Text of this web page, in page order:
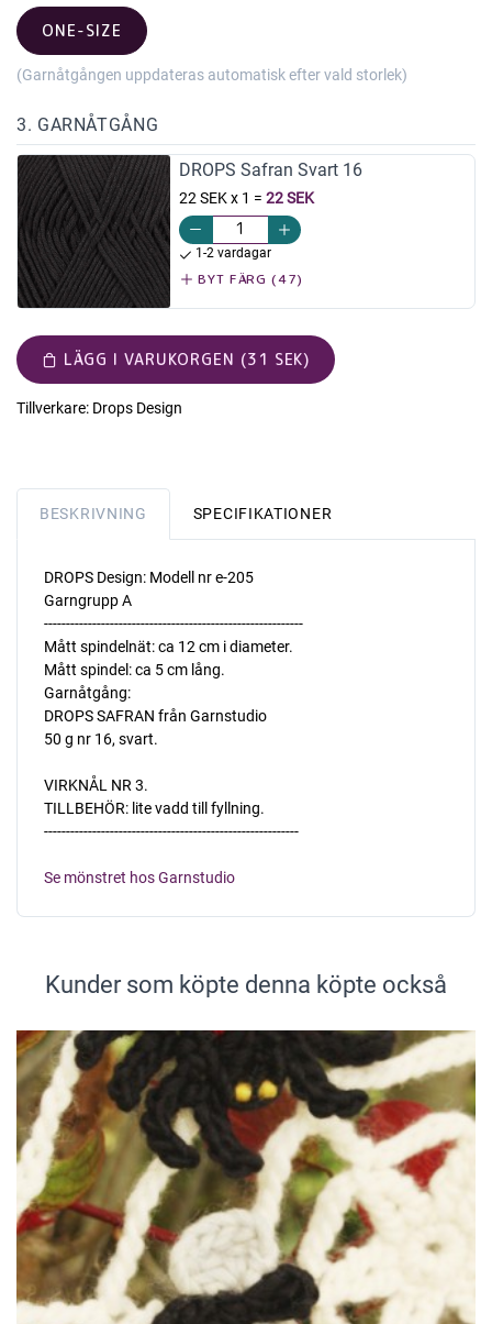
ONE-SIZE
(Garnåtgången uppdateras automatisk efter vald storlek)
3. GARNÅTGÅNG
DROPS Safran Svart 16
22 SEK x 1 = 22 SEK
1-2 vardagar
BYT FÄRG (47)
LÄGG I VARUKORGEN (31 SEK)
Tillverkare: Drops Design
BESKRIVNING SPECIFIKATIONER
DROPS Design: Modell nr e-205
Garngrupp A
-----------------------------------------------------------
Mått spindelnät: ca 12 cm i diameter.
Mått spindel: ca 5 cm lång.
Garnåtgång:
DROPS SAFRAN från Garnstudio
50 g nr 16, svart.
VIRKNÅL NR 3.
TILLBEHÖR: lite vadd till fyllning.
----------------------------------------------------------
Se mönstret hos Garnstudio
Kunder som köpte denna köpte också